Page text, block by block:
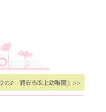
の♪ 浦安市吹上幼稚園」>>